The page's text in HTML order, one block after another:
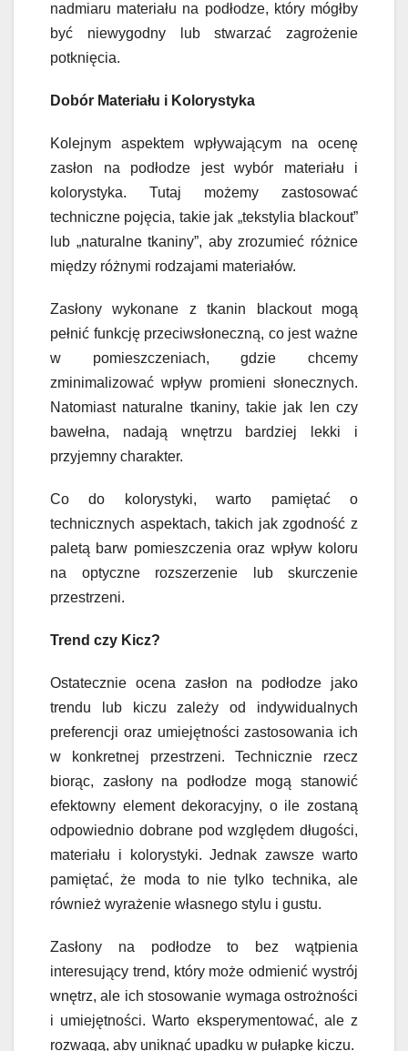
nadmiaru materiału na podłodze, który mógłby
być niewygodny lub stwarzać zagrożenie
potknięcia.
Dobór Materiału i Kolorystyka
Kolejnym aspektem wpływającym na ocenę
zasłon na podłodze jest wybór materiału i
kolorystyka. Tutaj możemy zastosować
techniczne pojęcia, takie jak „tekstylia blackout”
lub „naturalne tkaniny”, aby zrozumieć różnice
między różnymi rodzajami materiałów.
Zasłony wykonane z tkanin blackout mogą
pełnić funkcję przeciwsłoneczną, co jest ważne
w pomieszczeniach, gdzie chcemy
zminimalizować wpływ promieni słonecznych.
Natomiast naturalne tkaniny, takie jak len czy
bawełna, nadają wnętrzu bardziej lekki i
przyjemny charakter.
Co do kolorystyki, warto pamiętać o
technicznych aspektach, takich jak zgodność z
paletą barw pomieszczenia oraz wpływ koloru
na optyczne rozszerzenie lub skurczenie
przestrzeni.
Trend czy Kicz?
Ostatecznie ocena zasłon na podłodze jako
trendu lub kiczu zależy od indywidualnych
preferencji oraz umiejętności zastosowania ich
w konkretnej przestrzeni. Technicznie rzecz
biorąc, zasłony na podłodze mogą stanowić
efektowny element dekoracyjny, o ile zostaną
odpowiednio dobrane pod względem długości,
materiału i kolorystyki. Jednak zawsze warto
pamiętać, że moda to nie tylko technika, ale
również wyrażenie własnego stylu i gustu.
Zasłony na podłodze to bez wątpienia
interesujący trend, który może odmienić wystrój
wnętrz, ale ich stosowanie wymaga ostrożności
i umiejętności. Warto eksperymentować, ale z
rozwagą, aby uniknąć upadku w pułapkę kiczu.